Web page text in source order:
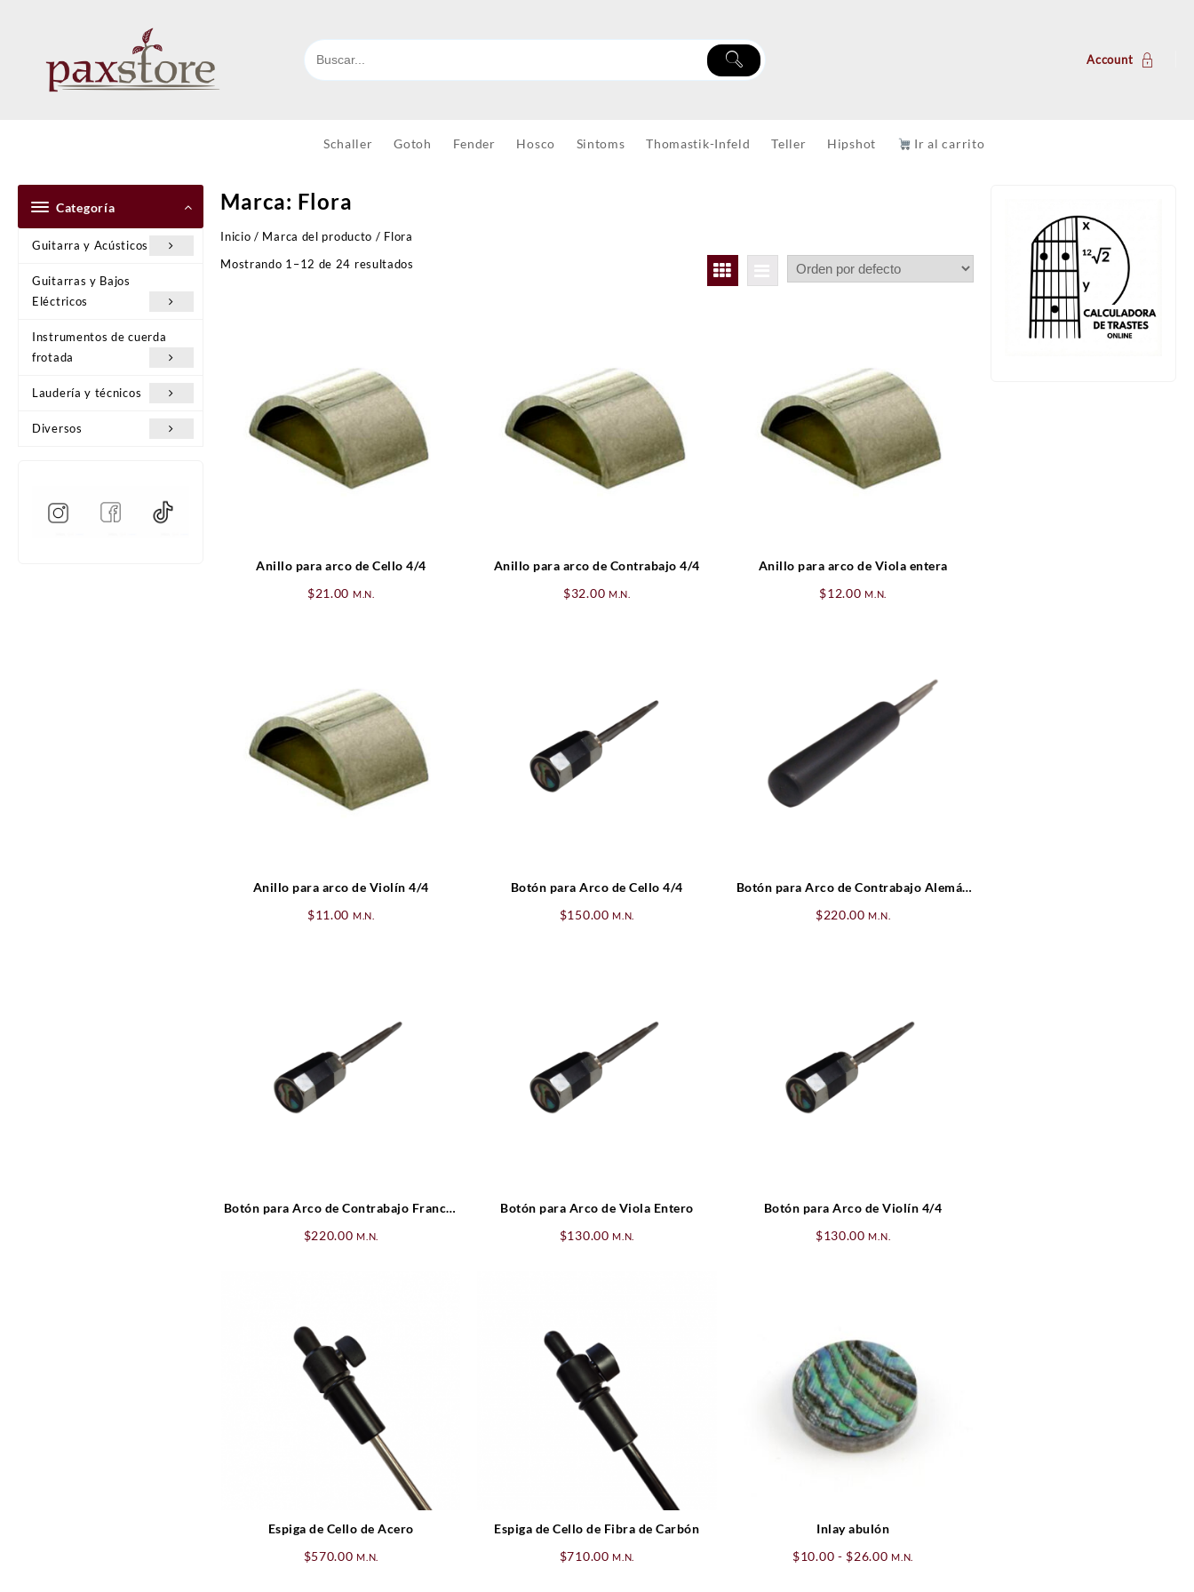
Account
Schaller Gotoh Fender Hosco Sintoms Thomastik-Infeld Teller Hipshot Ir al carrito
Categoría
Guitarra y Acústicos
Guitarras y Bajos
Eléctricos
Instrumentos de cuerda
frotada
Laudería y técnicos
Diversos
Marca: Flora
Inicio / Marca del producto / Flora
Mostrando 1–12 de 24 resultados
Anillo para arco de Cello 4/4
$21.00 M.N.
Anillo para arco de Contrabajo 4/4
$32.00 M.N.
Anillo para arco de Viola entera
$12.00 M.N.
Anillo para arco de Violín 4/4
$11.00 M.N.
Botón para Arco de Cello 4/4
$150.00 M.N.
Botón para Arco de Contrabajo Alemán
$220.00 M.N.
Botón para Arco de Contrabajo Frances
$220.00 M.N.
Botón para Arco de Viola Entero
$130.00 M.N.
Botón para Arco de Violín 4/4
$130.00 M.N.
Espiga de Cello de Acero
$570.00 M.N.
Espiga de Cello de Fibra de Carbón
$710.00 M.N.
Inlay abulón
$10.00 - $26.00Rango
M.N.